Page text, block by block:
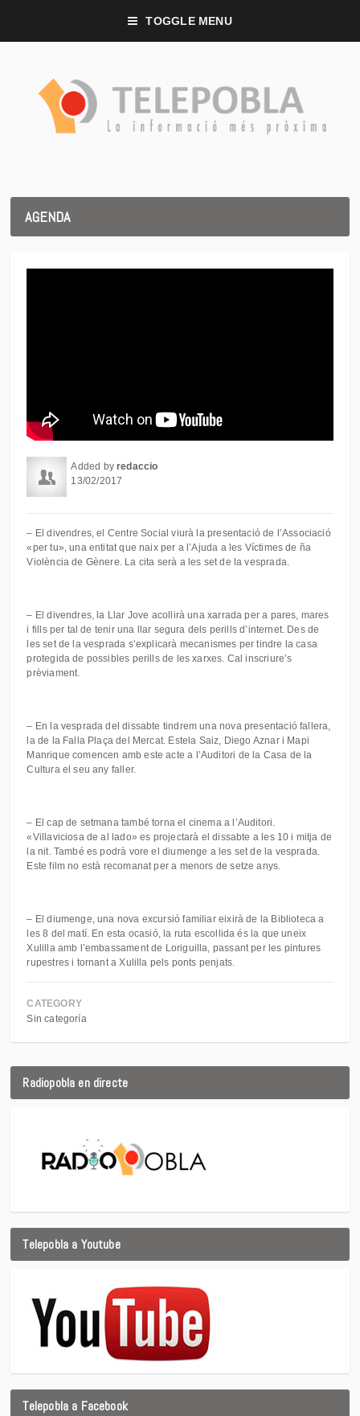
TOGGLE MENU
AGENDA
Added byredaccio
13/02/2017
– El divendres, el Centre Social viurà la presentació de l’Associació
«per tu», una entitat que naix per a l’Ajuda a les Víctimes de ña
Violència de Gènere. La cita serà a les set de la vesprada.
– El divendres, la Llar Jove acollirà una xarrada per a pares, mares
i fills per tal de tenir una llar segura dels perills d’internet. Des de
les set de la vesprada s’explicarà mecanismes per tindre la casa
protegida de possibles perills de les xarxes. Cal inscriure’s
prèviament.
– En la vesprada del dissabte tindrem una nova presentació fallera,
la de la Falla Plaça del Mercat. Estela Saiz, Diego Aznar i Mapi
Manrique comencen amb este acte a l’Auditori de la Casa de la
Cultura el seu any faller.
– El cap de setmana també torna el cinema a l’Auditori.
«Villaviciosa de al lado» es projectarà el dissabte a les 10 i mitja de
la nit. També es podrà vore el diumenge a les set de la vesprada.
Este film no està recomanat per a menors de setze anys.
– El diumenge, una nova excursió familiar eixirà de la Biblioteca a
les 8 del matí. En esta ocasió, la ruta escollida és la que uneix
Xulilla amb l’embassament de Loriguilla, passant per les pintures
rupestres i tornant a Xulilla pels ponts penjats.
CATEGORY
Sin categoría
Radiopobla en directe
Telepobla a Youtube
Telepobla a Facebook